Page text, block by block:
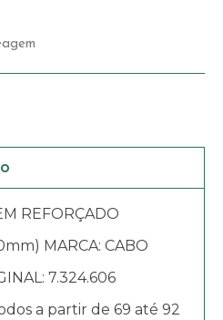
REFORÇADO
MARCA: CABO
7.324.606
a partir de 69 até 92